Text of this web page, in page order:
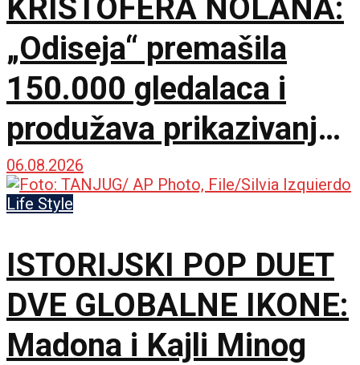
KRISTOFERA NOLANA:
„Odiseja“ premašila
150.000 gledalaca i
produžava prikazivanje
u IMAX dvorani
06.08.2026
Life Style
ISTORIJSKI POP DUET
DVE GLOBALNE IKONE:
Madona i Kajli Minog